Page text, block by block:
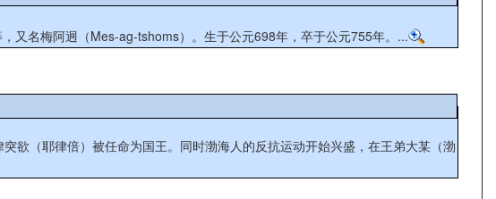
又名梅阿迥（Mes-ag-tshoms）。生于公元698年，卒于公元755年。...
欲（耶律倍）被任命为国王。同时渤海人的反抗运动开始兴盛，在王弟大某（渤